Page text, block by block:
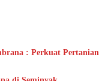
: Perkuat Pertanian